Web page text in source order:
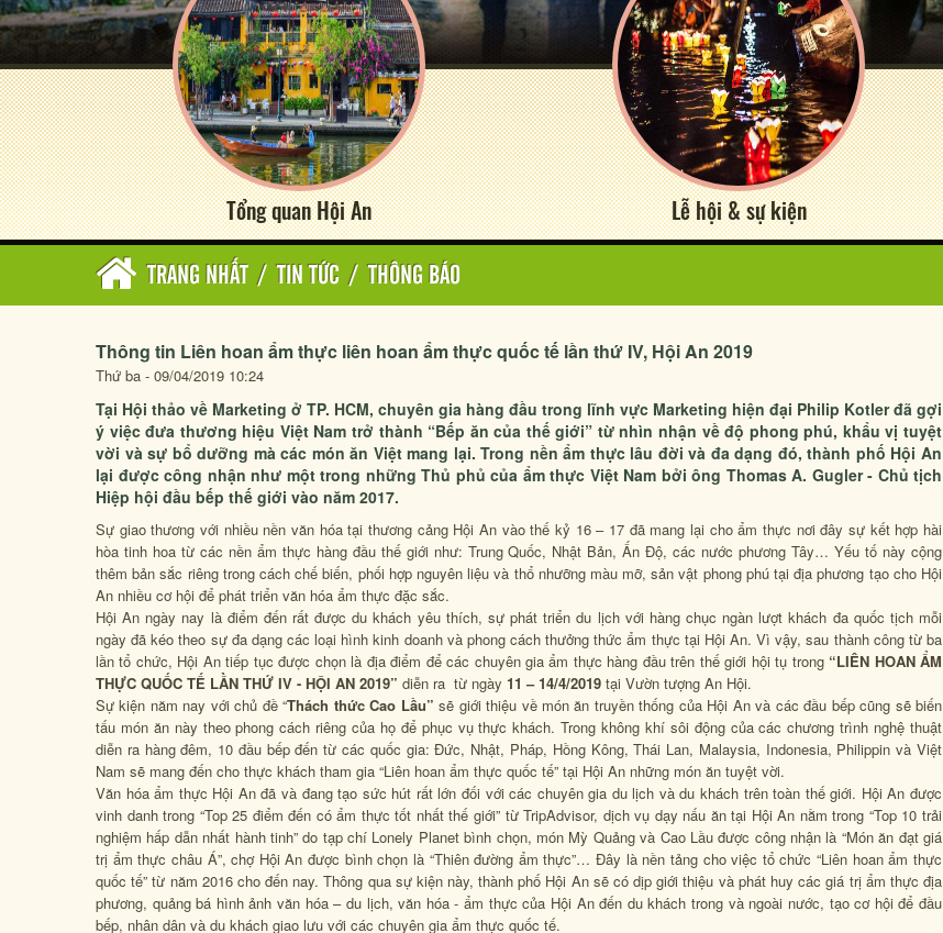
Tổng quan Hội An Lễ hội & sự kiện
TRANG NHẤT / TIN TỨC / THÔNG BÁO
Thông tin Liên hoan ẩm thực liên hoan ẩm thực quốc tế lần thứ IV, Hội An 2019
Thứ ba - 09/04/2019 10:24
Tại Hội thảo về Marketing ở TP. HCM, chuyên gia hàng đầu trong lĩnh vực Marketing hiện đại Philip Kotler đã gợi
ý việc đưa thương hiệu Việt Nam trở thành “Bếp ăn của thế giới” từ nhìn nhận về độ phong phú, khẩu vị tuyệt
vời và sự bổ dưỡng mà các món ăn Việt mang lại. Trong nền ẩm thực lâu đời và đa dạng đó, thành phố Hội An
lại được công nhận như một trong những Thủ phủ của ẩm thực Việt Nam bởi ông Thomas A. Gugler - Chủ tịch
Hiệp hội đầu bếp thế giới vào năm 2017.
Sự giao thương với nhiều nền văn hóa tại thương cảng Hội An vào thế kỷ 16 – 17 đã mang lại cho ẩm thực nơi đây sự kết hợp hài
hòa tinh hoa từ các nền ẩm thực hàng đầu thế giới như: Trung Quốc, Nhật Bản, Ấn Độ, các nước phương Tây… Yếu tố này cộng
thêm bản sắc riêng trong cách chế biến, phối hợp nguyên liệu và thổ nhưỡng màu mỡ, sản vật phong phú tại địa phương tạo cho Hội
An nhiều cơ hội để phát triển văn hóa ẩm thực đặc sắc.
Hội An ngày nay là điểm đến rất được du khách yêu thích, sự phát triển du lịch với hàng chục ngàn lượt khách đa quốc tịch mỗi
ngày đã kéo theo sự đa dạng các loại hình kinh doanh và phong cách thưởng thức ẩm thực tại Hội An. Vì vậy, sau thành công từ ba
lần tổ chức, Hội An tiếp tục được chọn là địa điểm để các chuyên gia ẩm thực hàng đầu trên thế giới hội tụ trong “LIÊN HOAN ẨM
THỰC QUỐC TẾ LẦN THỨ IV - HỘI AN 2019” diễn ra từ ngày 11 – 14/4/2019 tại Vườn tượng An Hội.
Sự kiện năm nay với chủ đề “Thách thức Cao Lầu”sẽ giới thiệu về món ăn truyền thống của Hội An và các đầu bếp cũng sẽ biến
tấu món ăn này theo phong cách riêng của họ để phục vụ thực khách. Trong không khí sôi động của các chương trình nghệ thuật
diễn ra hàng đêm, 10 đầu bếp đến từ các quốc gia: Đức, Nhật, Pháp, Hồng Kông, Thái Lan, Malaysia, Indonesia, Philippin và Việt
Nam sẽ mang đến cho thực khách tham gia “Liên hoan ẩm thực quốc tế” tại Hội An những món ăn tuyệt vời.
Văn hóa ẩm thực Hội An đã và đang tạo sức hút rất lớn đối với các chuyên gia du lịch và du khách trên toàn thế giới. Hội An được
vinh danh trong “Top 25 điểm đến có ẩm thực tốt nhất thế giới” từ TripAdvisor, dịch vụ dạy nấu ăn tại Hội An nằm trong “Top 10 trải
nghiệm hấp dẫn nhất hành tinh” do tạp chí Lonely Planet bình chọn, món Mỳ Quảng và Cao Lầu được công nhận là “Món ăn đạt giá
trị ẩm thực châu Á”, chợ Hội An được bình chọn là “Thiên đường ẩm thực”… Đây là nền tảng cho việc tổ chức “Liên hoan ẩm thực
quốc tế” từ năm 2016 cho đến nay. Thông qua sự kiện này, thành phố Hội An sẽ có dịp giới thiệu và phát huy các giá trị ẩm thực địa
phương, quảng bá hình ảnh văn hóa – du lịch, văn hóa - ẩm thực của Hội An đến du khách trong và ngoài nước, tạo cơ hội để đầu
bếp, nhân dân và du khách giao lưu với các chuyên gia ẩm thực quốc tế.